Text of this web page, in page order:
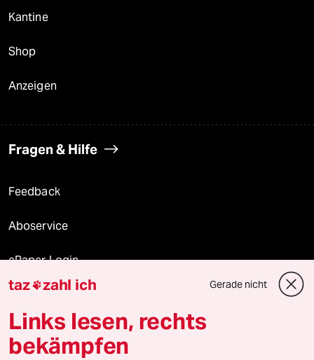
Kantine
Shop
Anzeigen
Fragen & Hilfe
Feedback
Aboservice
ePaper Login
Downloads für Abonnierende
taz zahl ich Gerade nicht
Links lesen, rechts
bekämpfen